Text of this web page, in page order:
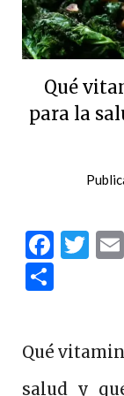
Qué
para la
Qué
salud y